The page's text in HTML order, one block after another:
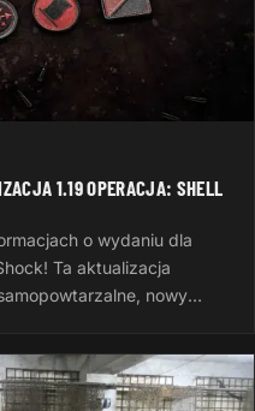
1.19 OPERACJA: SHELL
o wydaniu dla
Ta aktualizacja
nowy